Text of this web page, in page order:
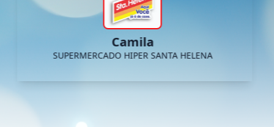
Camila
SUPERMERCADO HIPER SANTA HELENA